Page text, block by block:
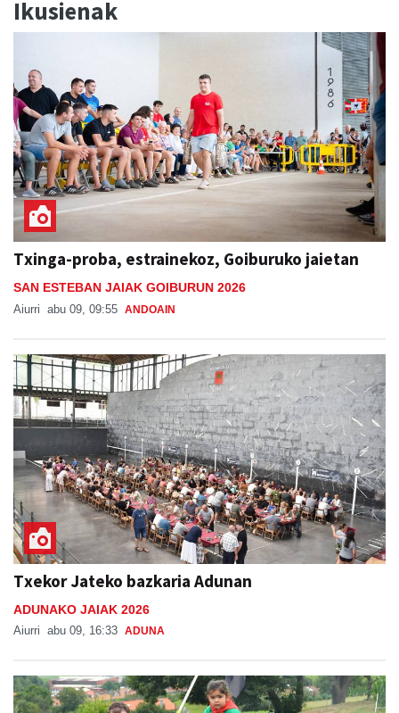
Ikusienak
Txinga-proba, estrainekoz, Goiburuko jaietan
SAN ESTEBAN JAIAK GOIBURUN 2026
Aiurri abu 09, 09:55 ANDOAIN
Txekor Jateko bazkaria Adunan
ADUNAKO JAIAK 2026
Aiurri abu 09, 16:33 ADUNA